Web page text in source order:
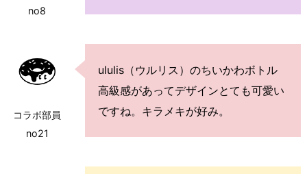
no8
コラボ部員
no21
ululis（ウルリス）のちいかわボトル
高級感があってデザインとても可愛い
ですね。キラメキが好み。